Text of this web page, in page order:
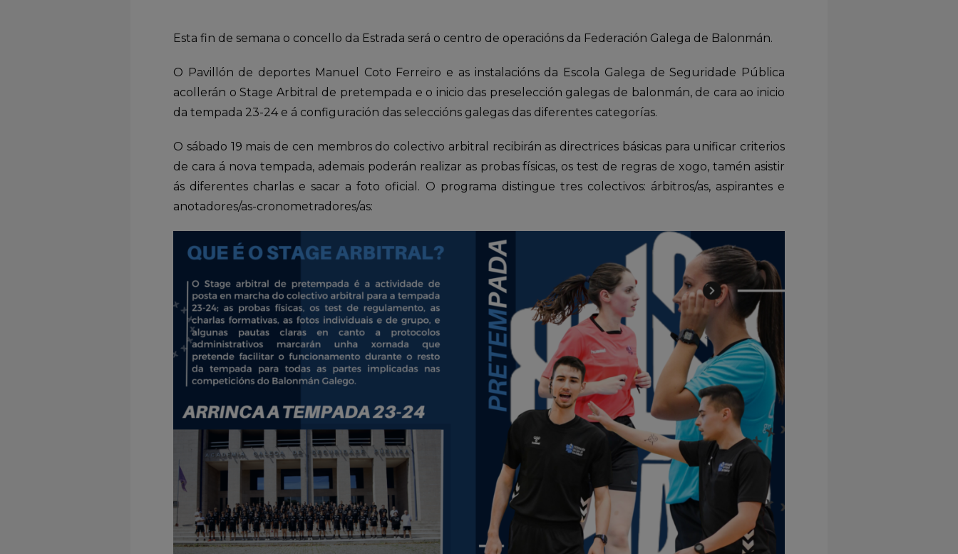
Esta fin de semana o concello da Estrada será o centro de operacións da Federación Galega de Balonmán.
O Pavillón de deportes Manuel Coto Ferreiro e as instalacións da Escola Galega de Seguridade Pública
acollerán o Stage Arbitral de pretempada e o inicio das preselección galegas de balonmán, de cara ao inicio
da tempada 23-24 e á configuración das seleccións galegas das diferentes categorías.
O sábado 19 mais de cen membros do colectivo arbitral recibirán as directrices básicas para unificar criterios
de cara á nova tempada, ademais poderán realizar as probas físicas, os test de regras de xogo, tamén asistir
ás diferentes charlas e sacar a foto oficial. O programa distingue tres colectivos: árbitros/as, aspirantes e
anotadores/as-cronometradores/as: